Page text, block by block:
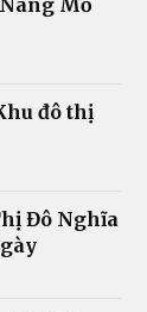
đô thị
Đô Nghĩa